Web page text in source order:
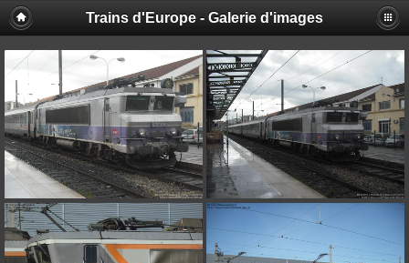
Trains d'Europe - Galerie d'images